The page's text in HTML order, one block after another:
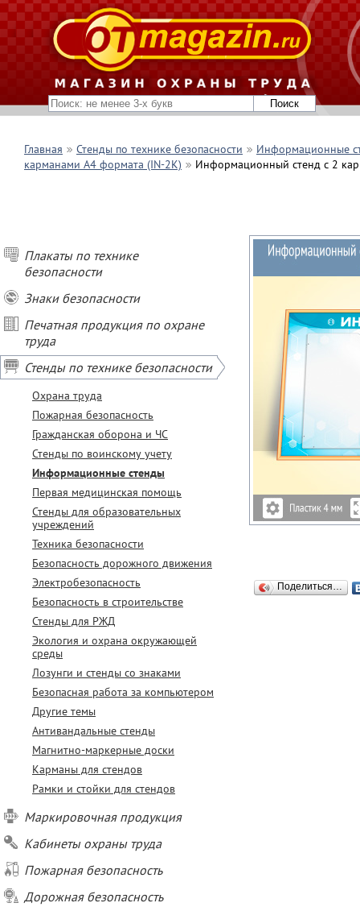
Главная Стенды по технике безопасности
Информационные
карманами А4 формата (IN-2K)
Информационный стенд с 2
Плакаты по технике
безопасности
Знаки безопасности
Печатная продукция по охране
труда
Стенды по технике безопасности
Охрана труда
Пожарная безопасность
Гражданская оборона и ЧС
Стенды по воинскому учету
Информационные стенды
Первая медицинская помощь
Стенды для образовательных
учреждений
Техника безопасности
Безопасность дорожного движения
Электробезопасность
Безопасность в строительстве
Стенды для РЖД
Экология и охрана окружающей
среды
Лозунги и стенды со знаками
Безопасная работа за компьютером
Другие темы
Антивандальные стенды
Магнитно-маркерные доски
Карманы для стендов
Рамки и стойки для стендов
Маркировочная продукция
Кабинеты охраны труда
Пожарная безопасность
Дорожная безопасность
Поделиться…